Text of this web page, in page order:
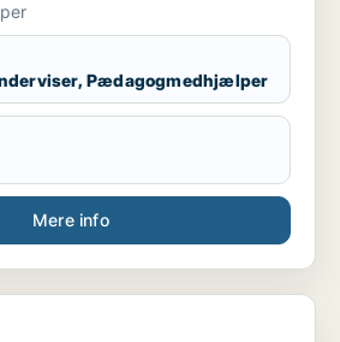
Pædagogmedhjælper
Mere info
lærer / administrativ medarbejder /